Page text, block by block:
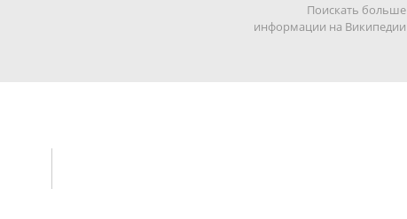
Поискать больше
информации на Википедии